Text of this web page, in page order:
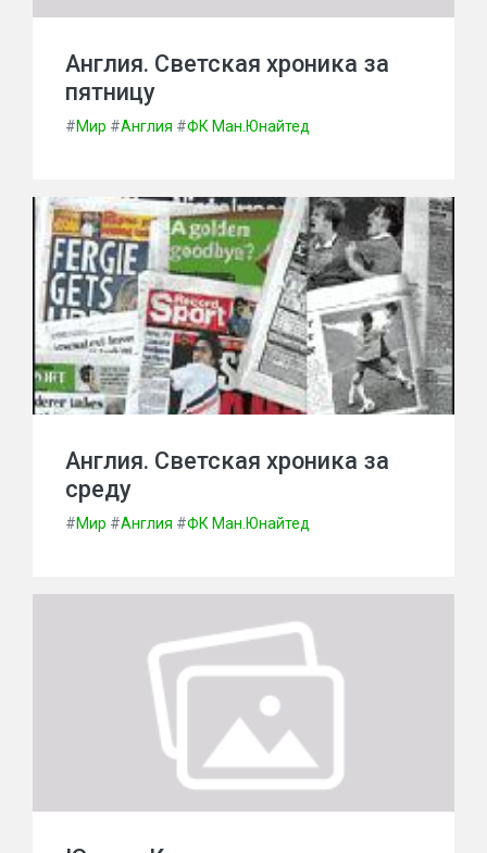
Англия. Светская хроника за
пятницу
#Мир #Англия #ФК Ман.Юнайтед
Англия. Светская хроника за
среду
#Мир #Англия #ФК Ман.Юнайтед